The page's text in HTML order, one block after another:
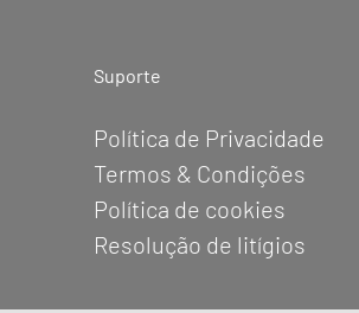
Suporte
Política de Privacidade
Termos & Condições
Política de cookies
Resolução de litígios